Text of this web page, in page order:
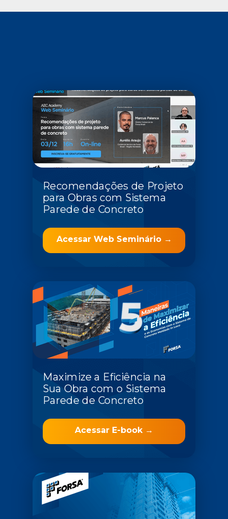
Acessar E-book →
Maximize a Eficiência na
Sua Obra com o Sistema
Parede de Concreto
Acessar Web Seminário →
Recomendações de Projeto
para Obras com Sistema
Parede de Concreto